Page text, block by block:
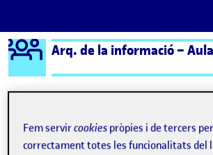
Saltar al contingutLogo Ágora
Semestre 20231 - Aula 2 17 Gener, 2024
Fem servircookies pròpies i de tercers
correctament totes les funcionalitats del